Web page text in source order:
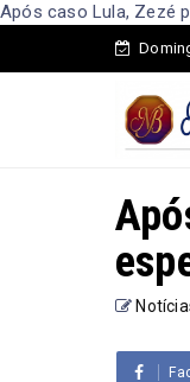
Após caso Lula, Zezé